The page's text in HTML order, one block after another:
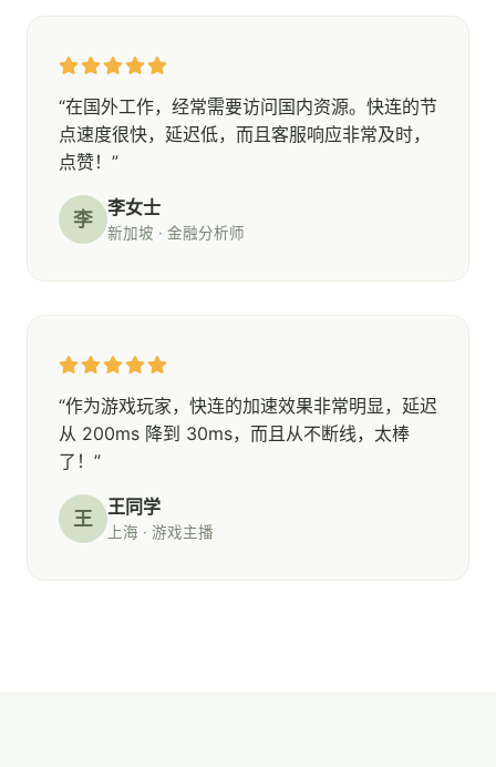
“在国外工作，经常需要访问国内资源。快连的节
点速度很快，延迟低，而且客服响应非常及时，
点赞！”
李 李女士
新加坡 · 金融分析师
“作为游戏玩家，快连的加速效果非常明显，延迟
从 200ms 降到 30ms，而且从不断线，太棒
了！”
王 王同学
上海 · 游戏主播